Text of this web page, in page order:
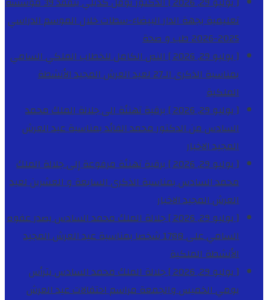
تعليمية بجهة الدار البيضاء-سطات خلال الموسم الدراسي
2025-2026
طب و صحة
[ يوليو 29, 2026 ]
النص الكامل للخطاب الملكي السامي
بمناسبة الذكرى الـ27 لعيد العرش المجيد
الأنشطة
الملكية
[ يوليو 29, 2026 ]
برقية تهنئة الى جلالة الملك محمد
السادس من الدكتور محمد الفائد بمناسبة عيد العرش
المجيدالاخبار
[ يوليو 29, 2026 ]
برقية تهنئة مرفوعة إلى جلالة الملك
محمد السادس بمناسبة الذكرى السابعة و العشرين لعيد
العرش المجيدالاخبار
[ يوليو 29, 2026 ]
جلالة الملك محمد السادس يصدر عفوه
السامي على 1788 شخصا بمناسبة عيد العرش المجيد
الأنشطة الملكية
[ يوليو 29, 2026 ]
جلالة الملك محمد السادس يترأس
يومي الخميس والجمعة مراسم احتفالات عيد العرش